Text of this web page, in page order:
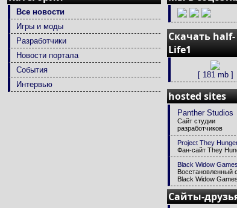
Все новости
Игры и моды
Разработчики
Новости портала
События
Интервью
Скачать half-
Life1
[ 181 mb ]
hosted sites
Panther Studios
Сайт студии
разработчиков
Project They
Фан-сайт They
Black Widow Games
Восстановленный
Black Widow Games
Сайты-